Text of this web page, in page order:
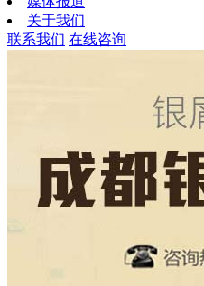
关于我们
联系我们 在线咨询